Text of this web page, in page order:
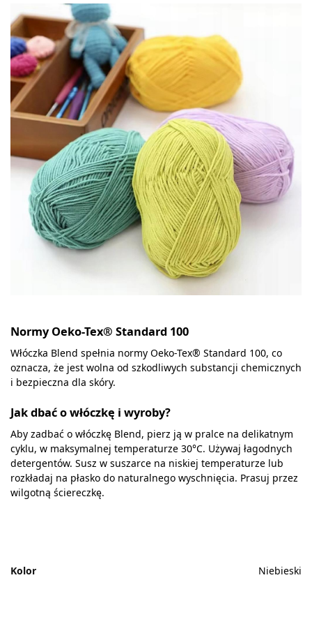
Normy Oeko-Tex® Standard 100
Włóczka Blend spełnia normy Oeko-Tex® Standard 100, co
oznacza, że jest wolna od szkodliwych substancji chemicznych
i bezpieczna dla skóry.
Jak dbać o włóczkę i wyroby?
Aby zadbać o włóczkę Blend, pierz ją w pralce na delikatnym
cyklu, w maksymalnej temperaturze 30°C. Używaj łagodnych
detergentów. Susz w suszarce na niskiej temperaturze lub
rozkładaj na płasko do naturalnego wyschnięcia. Prasuj przez
wilgotną ściereczkę.
Kolor Niebieski